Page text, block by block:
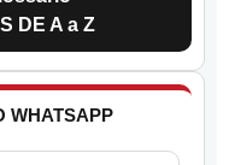
DE A a Z
WHATSAPP